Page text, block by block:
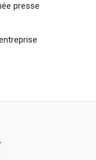
presse